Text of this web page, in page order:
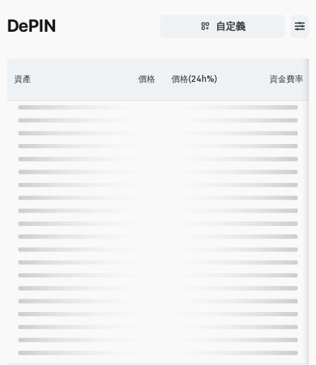
DePIN 自定義
資產 價格 價格(24h%) 資金費率